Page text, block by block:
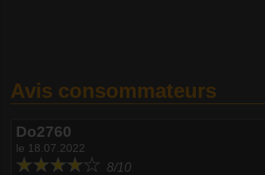
Avis consommateurs
Do2760
le 18.07.2022
8/10